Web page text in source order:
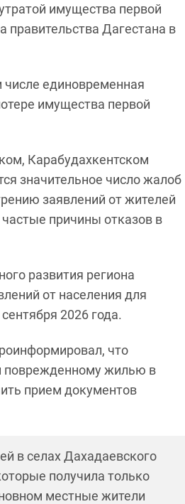
имущества первой
правительства Дагестана в
числе единовременная
имущества первой
Карабудахкентском
значительное число жалоб
заявлений от жителей
причины отказов в
развития региона
от населения для
2026 года.
что
поврежденному жилью в
прием документов
в селах Дахадаевского
получила только
местные жители